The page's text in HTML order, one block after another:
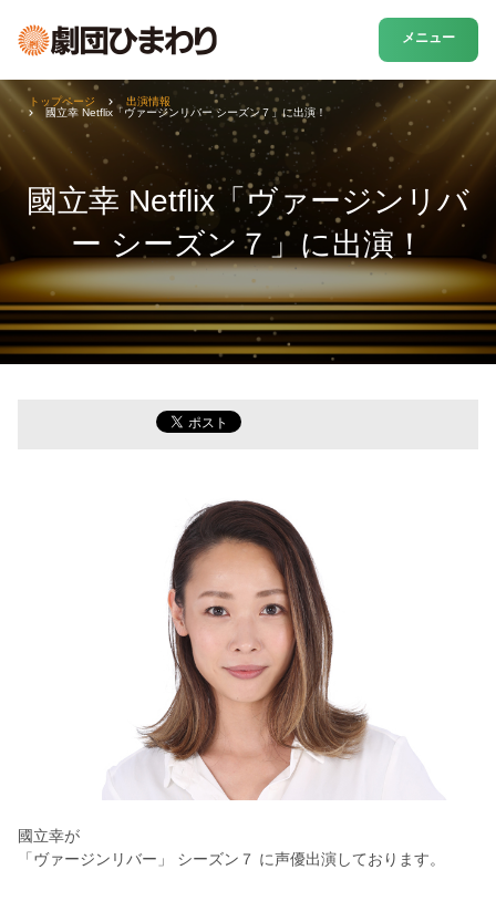
メニュー
國立幸 Netflix「ヴァージンリバ
ー シーズン７」に出演！
トップページ
出演情報
國立幸 Netflix「ヴァージンリバー シーズン７」に出演！
國立幸が
「ヴァージンリバー」 シーズン７ に声優出演しております。